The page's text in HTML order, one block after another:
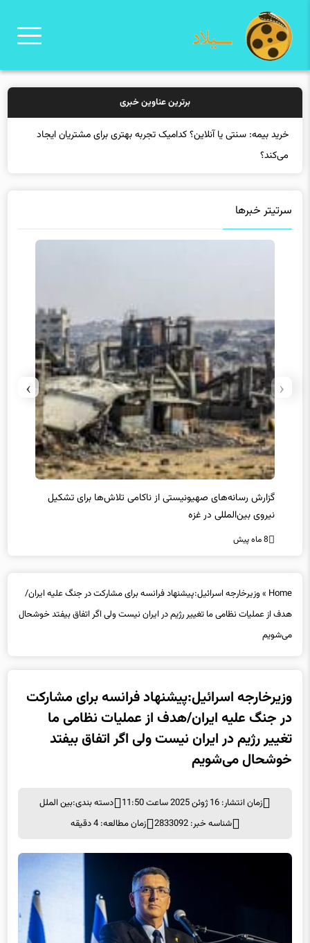
برترین عناوین خبری
خرید بیمه: سنتی یا آنلاین؟ کدامیک تجربه بهتری برای مشتریان ایجاد
می‌کند؟
سرتیتر خبرها
واکنش نتانیاهو به حمله استرالیا
8 ماه پیش
‹
›
Home
» وزیرخارجه اسرائیل:پیشنهاد فرانسه برای مشارکت در جنگ علیه ایران/
هدف از عملیات نظامی ما تغییر رژیم در ایران نیست ولی اگر اتفاق بیفتد خوشحال
می‌شویم
وزیرخارجه اسرائیل:پیشنهاد فرانسه برای مشارکت
در جنگ علیه ایران/هدف از عملیات نظامی ما
تغییر رژیم در ایران نیست ولی اگر اتفاق بیفتد
خوشحال می‌شویم
زمان انتشار: 16 ژوئن 2025 ساعت 11:50 دسته بندی:بین الملل
شناسه خبر: 2833092
زمان مطالعه: 4 دقیقه